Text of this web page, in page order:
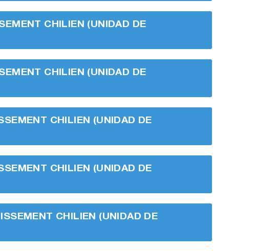
CHILIEN (UNIDAD DE
CHILIEN (UNIDAD DE
CHILIEN (UNIDAD DE
CHILIEN (UNIDAD DE
CHILIEN (UNIDAD DE